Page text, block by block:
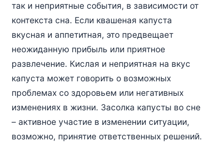
так и неприятные события, в зависимости от
контекста сна. Если квашеная капуста
вкусная и аппетитная, это предвещает
неожиданную прибыль или приятное
развлечение. Кислая и неприятная на вкус
капуста может говорить о возможных
проблемах со здоровьем или негативных
изменениях в жизни. Засолка капусты во сне
– активное участие в изменении ситуации,
возможно, принятие ответственных решений.